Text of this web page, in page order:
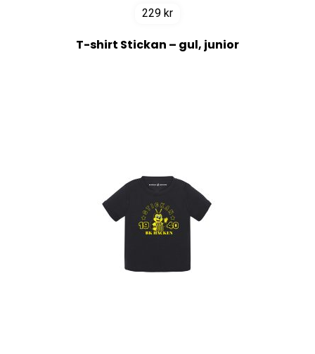
229 kr
T-shirt Stickan – gul, junior